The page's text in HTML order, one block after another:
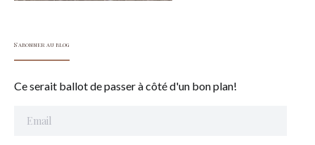
S'abonner au blog
Ce serait ballot de passer à côté d'un bon plan!